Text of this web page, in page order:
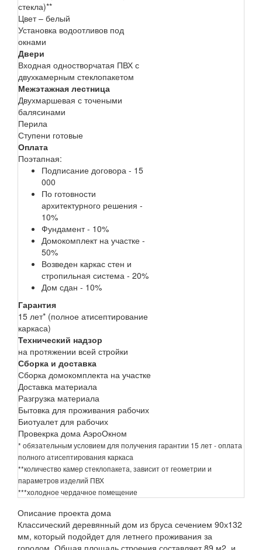
стекла)**
Цвет – белый
Установка водоотливов под
окнами
Двери
Входная одностворчатая ПВХ с
двухкамерным стеклопакетом
Межэтажная лестница
Двухмаршевая с точеными
балясинами
Перила
Ступени готовые
Оплата
Поэтапная:
Подписание договора - 15
000
По готовности
архитектурного решения -
10%
Фундамент - 10%
Домокомплект на участке -
50%
Возведен каркас стен и
стропильная система - 20%
Дом сдан - 10%
Гарантия
15 лет* (полное атисептирование
каркаса)
Технический надзор
на протяжении всей стройки
Сборка и доставка
Сборка домокомплекта на участке
Доставка материала
Разгрузка материала
Бытовка для проживания рабочих
Биотуалет для рабочих
Провекрка дома АэроОкном
* обязательным условием для получения гарантии 15 лет - оплата
полного атисептирования каркаса
**количество камер стеклопакета, зависит от геометрии и
параметров изделий ПВХ
***холодное чердачное помещение
Описание проекта дома
Классический деревянный дом из бруса сечением 90х132
мм, который подойдет для летнего проживания за
городом. Общая площадь строения составляет 89 м2, и